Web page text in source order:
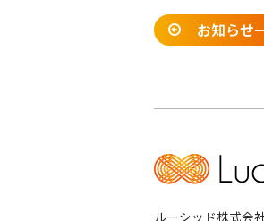
お知らせ
ルーシッド株式会